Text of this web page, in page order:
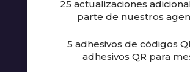
25 actualizaciones
parte de nuestros
5 adhesivos de códigos
adhesivos QR para